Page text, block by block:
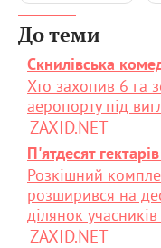
До теми
Скнилівська
Хто захопив 6 га
аеропорту під
ZAXID.NET
П'ятдесят
Розкішний
розширився на
ділянок
ZAXID.NET